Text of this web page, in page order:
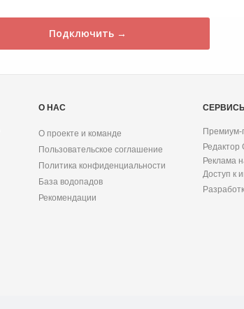
Подключить →
О НАС
О проекте и команде
Пользовательское соглашение
Политика конфиденциальности
База водопадов
Рекомендации
Премиум-
Редактор
Реклама
Доступ к